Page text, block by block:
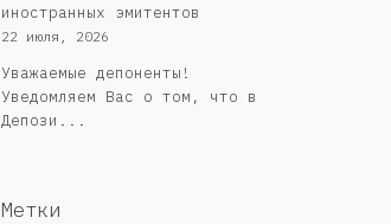
иностранных эмитентов
22 июля, 2026
Уважаемые депоненты!
Уведомляем Вас о том, что в
Депози...
Метки